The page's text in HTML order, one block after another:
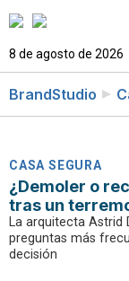
8 de agosto de 2026
BrandStudio
CASA SEGURA
¿Demoler o
tras un
La arquitecta Astrid
preguntas más
decisión